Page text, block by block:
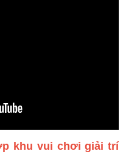
khu vui chơi giải trí